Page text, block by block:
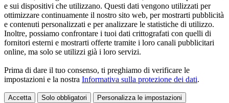
e sui dispositivi che utilizzano. Questi dati vengono utilizzati per
ottimizzare continuamente il nostro sito web, per mostrarti pubblicità
e contenuti personalizzati e per analizzare le statistiche di utilizzo.
Inoltre, possiamo confrontare i tuoi dati crittografati con quelli di
fornitori esterni e mostrarti offerte tramite i loro canali pubblicitari
online, ma solo se utilizzi già i loro servizi.
Prima di dare il tuo consenso, ti preghiamo di verificare le
impostazioni e la nostra Informativa sulla protezione dei dati.
Accetta Solo obbligatori Personalizza le impostazioni